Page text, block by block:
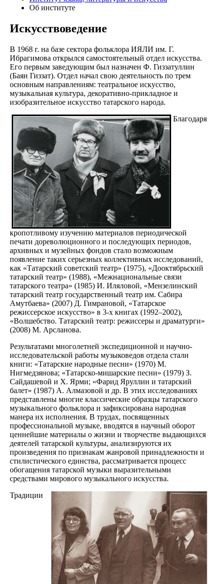
Об институте
Искусствоведение
В 1968 г. на базе сектора фольклора ИЯЛИ им. Г.
Ибрагимова открылся самостоятельный отдел искусства.
Его первым заведующим был назначен Ф. Гиззатуллин
(Баян Гиззат). Отдел начал свою деятельность по трем
основным направлениям: театральное искусство,
музыкальная культура, декоративно-прикладное и
изобразительное искусство татарского народа.
Благодаря
кропотливому изучению материалов периодической
печати дореволюционного и последующих периодов,
архивных и музейных фондов стало возможным
появление таких серьезных коллективных исследований,
как «Татарский советский театр» (1975), «Дооктябрьский
татарский театр» (1988), «Межнациональные связи
татарского театра» (1985) И. Иляловой, «Мензелинский
татарский театр государственный театр им. Сабира
Амутбаева» (2007) Д. Гимрановой, «Татарское
режиссерское искусство» в 3-х книгах (1992–2002),
«Волшебство. Татарский театр: режиссеры и драматурги»
(2008) М. Арсланова.
Результатами многолетней экспедиционной и научно-
исследовательской работы музыковедов отдела стали
книги: «Татарские народные песни» (1970) М.
Нигмедзянова; «Татарско-мишарские песни» (1979) З.
Сайдашевой и Х. Ярми; «Фарид Яруллин и татарский
балет» (1987) А. Алмазовой и др. В этих исследованиях
представлены многие классические образцы татарского
музыкального фольклора и зафиксирована народная
манера их исполнения. В трудах, посвященных
профессиональной музыке, вводятся в научный оборот
ценнейшие материалы о жизни и творчестве выдающихся
деятелей татарской культуры, анализируются их
произведения по признакам жанровой принадлежности и
стилистического единства, рассматривается процесс
обогащения татарской музыки выразительными
средствами мирового музыкального искусства.
Традиции